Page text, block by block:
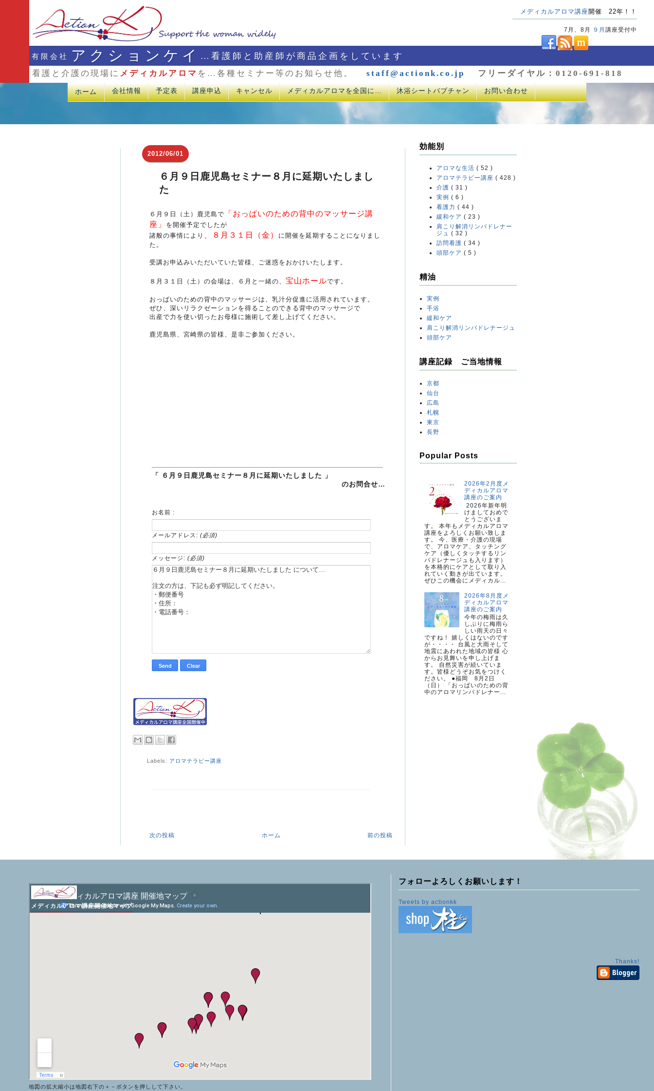
メディカルアロマ講座開催 22年！！
7月、8月 ９月 講座受付中
有限会社 アクションケイ …看護師と助産師が商品企画をしています
看護と介護の現場に メディカルアロマ を…各種セミナー等のお知らせ他。 staff@actionk.co.jp フリーダイヤル：0120-691-818
ホーム 会社情報 予定表 講座申込 キャンセル メディカルアロマを全国に… 沐浴シートバブチャン お問い合わせ
2012/06/01
６月９日鹿児島セミナー８月に延期いたしまし
た
６月９日（土）鹿児島で
「おっぱいのための背中のマッサージ講
座」
を開催予定でしたが
諸般の事情により
、８月３１日（金）
に開催を延期することになりまし
た。
受講お申込みいただいていた皆様、ご迷惑をおかけいたします。
８月３１日（土）の会場は、６月と一緒の、 宝山ホールです。
おっぱいのための背中のマッサージは、乳汁分促進に活用されています。
ぜひ、深いリラクゼーションを得ることのできる背中のマッサージで
出産で力を使い切ったお母様に施術して差し上げてください。
鹿児島県、宮崎県の皆様、是非ご参加ください。
「 ６月９日鹿児島セミナー８月に延期いたしました 」
のお問合せ…
お名前 :
メールアドレス: (必須)
メッセージ: (必須)
Labels: アロマテラピー講座
次の投稿 前の投稿
ホーム
効能別
アロマな生活 ( 52 )
アロマテラピー講座 ( 428 )
介護 ( 31 )
実例 ( 6 )
看護力 ( 44 )
緩和ケア ( 23 )
肩こり解消リンパドレナー
ジュ ( 32 )
訪問看護 ( 34 )
頭部ケア ( 5 )
精油
実例
手浴
緩和ケア
肩こり解消リンパドレナージュ
頭部ケア
講座記録 ご当地情報
京都
仙台
広島
札幌
東京
長野
Popular Posts
2026年2月度メ
ディカルアロマ
講座のご案内
2026年新年明
けましておめで
とうございま
す。 本年もメディカルアロマ
講座をよろしくお願い致しま
す。 今、医療・介護の現場
で、アロマケア、タッチング
ケア（優しくタッチするリン
パドレナージュも入ります）
を本格的にケアとして取り入
れていく動きが出ています。
ぜひこの機会にメディカル...
2026年8月度メ
ディカルアロマ
講座のご案内
今年の梅雨は久
しぶりに梅雨ら
しい雨天の日々
ですね！ 嬉しくはないのです
が・・・・ 台風と大雨そして
地震にあわれた地域の皆様 心
からお見舞いを申し上げま
す。 自然災害が続いていま
す。皆様どうぞお気をつけく
ださい。 ●福岡 8月2日
（日） 「おっぱいのための背
中のアロマリンパドレナー...
メディカルアロマ講座開催地マップ
地図の拡大縮小は地図右下の＋－ボタンを押しして下さい。
フォローよろしくお願いします！
Tweets by actionkk
Thanks!